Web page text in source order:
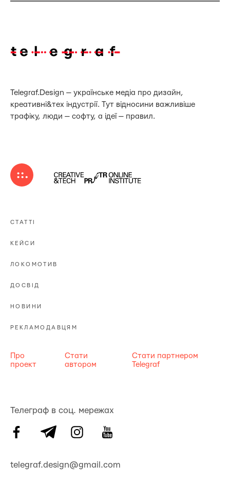
Telegraf.Design — українське медіа про дизайн,
креативні&тех індустрії. Тут відносини важливіше
трафіку, люди — софту, а ідеї — правил.
СТАТТІ
КЕЙСИ
ЛОКОМОТИВ
ДОСВІД
НОВИНИ
РЕКЛАМОДАВЦЯМ
Про
проект
Стати
автором
Стати партнером
Telegraf
Телеграф в соц. мережах
telegraf.design@gmail.com